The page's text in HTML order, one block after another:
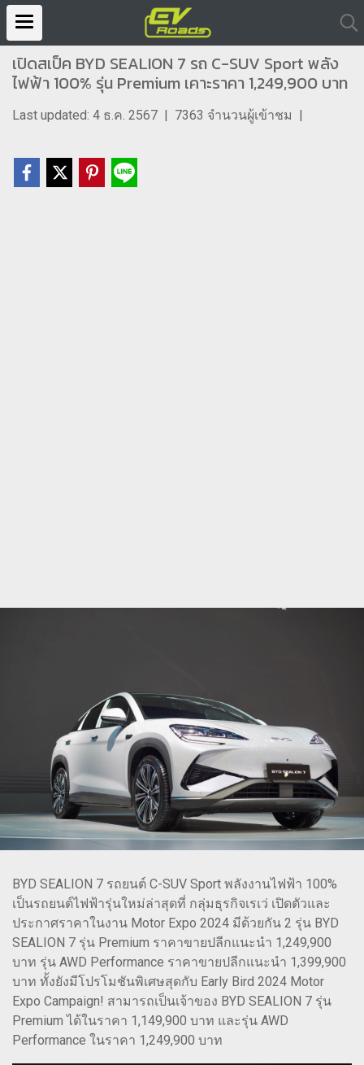
เปิดสเป็ค BYD SEALION 7 รถ C-SUV Sport พลัง
ไฟฟ้า 100% รุ่น Premium เคาะราคา 1,249,900 บาท
Last updated: 4 ธ.ค. 2567 | 7363 จำนวนผู้เข้าชม |
BYD SEALION 7 รถยนต์ C-SUV Sport พลังงานไฟฟ้า 100%
เป็นรถยนต์ไฟฟ้ารุ่นใหม่ล่าสุดที่ กลุ่มธุรกิจเรเว่ เปิดตัวและ
ประกาศราคาในงาน Motor Expo 2024 มีด้วยกัน 2 รุ่น BYD
SEALION 7 รุ่น Premium ราคาขายปลีกแนะนำ 1,249,900
บาท รุ่น AWD Performance ราคาขายปลีกแนะนำ 1,399,900
บาท ทั้งยังมีโปรโมชันพิเศษสุดกับ Early Bird 2024 Motor
Expo Campaign! สามารถเป็นเจ้าของ BYD SEALION 7 รุ่น
Premium ได้ในราคา 1,149,900 บาท และรุ่น AWD
Performance ในราคา 1,249,900 บาท